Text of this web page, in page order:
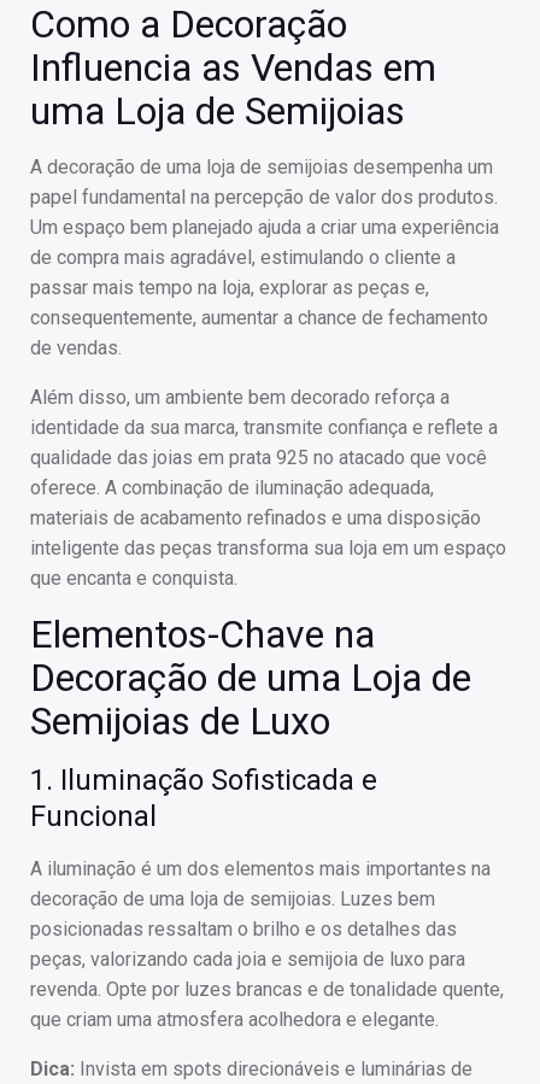
Como a Decoração
Influencia as Vendas em
uma Loja de Semijoias
A decoração de uma loja de semijoias desempenha um
papel fundamental na percepção de valor dos produtos.
Um espaço bem planejado ajuda a criar uma experiência
de compra mais agradável, estimulando o cliente a
passar mais tempo na loja, explorar as peças e,
consequentemente, aumentar a chance de fechamento
de vendas.
Além disso, um ambiente bem decorado reforça a
identidade da sua marca, transmite confiança e reflete a
qualidade das joias em prata 925 no atacado que você
oferece. A combinação de iluminação adequada,
materiais de acabamento refinados e uma disposição
inteligente das peças transforma sua loja em um espaço
que encanta e conquista.
Elementos-Chave na
Decoração de uma Loja de
Semijoias de Luxo
1. Iluminação Sofisticada e
Funcional
A iluminação é um dos elementos mais importantes na
decoração de uma loja de semijoias. Luzes bem
posicionadas ressaltam o brilho e os detalhes das
peças, valorizando cada joia e semijoia de luxo para
revenda. Opte por luzes brancas e de tonalidade quente,
que criam uma atmosfera acolhedora e elegante.
Dica: Invista em spots direcionáveis e luminárias de